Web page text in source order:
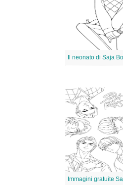
Il neonato di Saja
Immagini gratuite